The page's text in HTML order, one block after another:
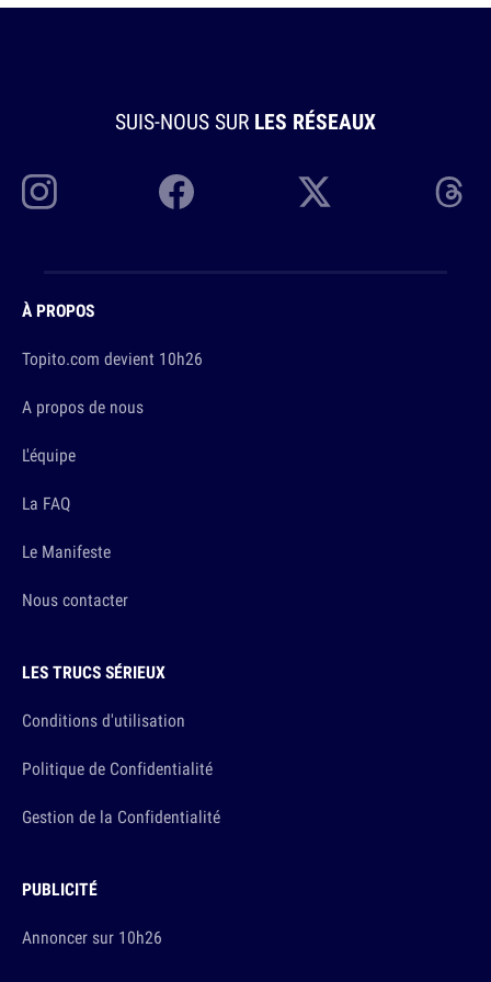
SUIS-NOUS SUR LES RÉSEAUX
À PROPOS
Topito.com devient 10h26
A propos de nous
L'équipe
La FAQ
Le Manifeste
Nous contacter
LES TRUCS SÉRIEUX
Conditions d'utilisation
Politique de Confidentialité
Gestion de la Confidentialité
PUBLICITÉ
Annoncer sur 10h26